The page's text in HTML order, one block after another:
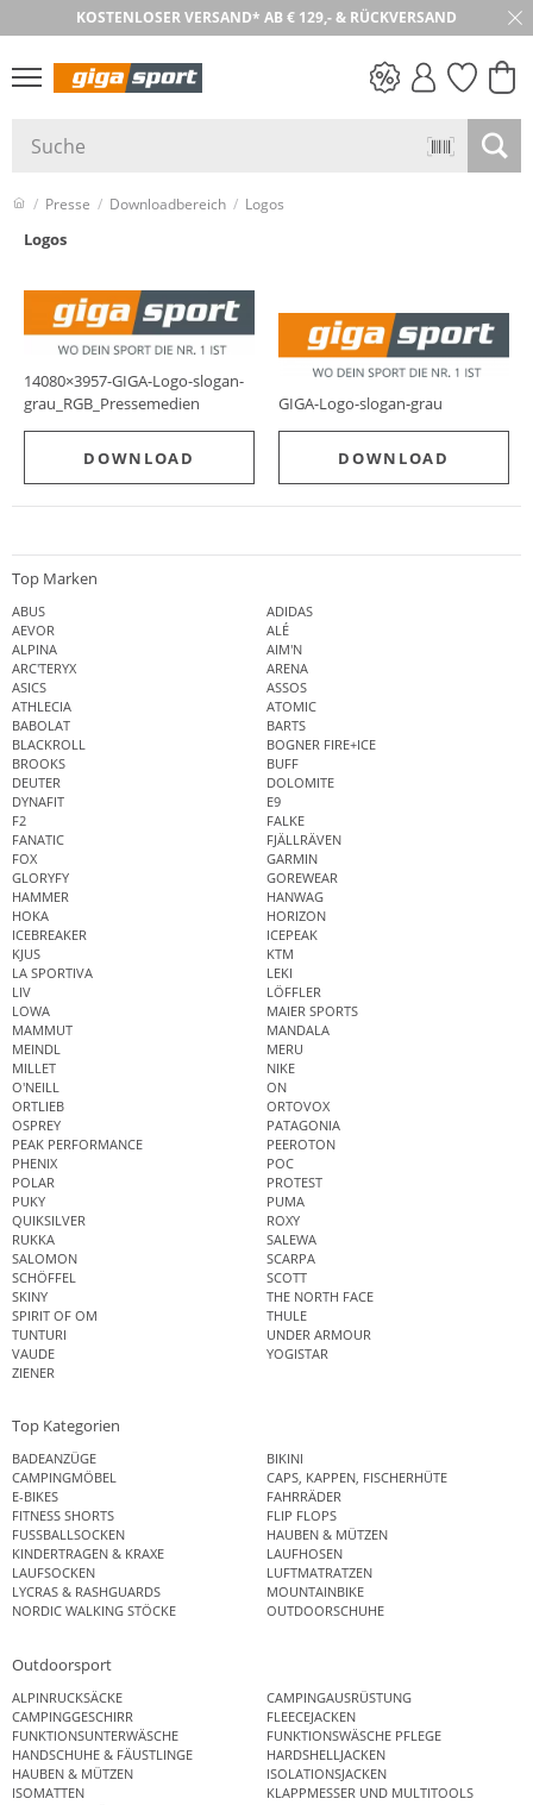
KOSTENLOSER VERSAND* AB € 129,- & RÜCKVERSAND
Presse Downloadbereich Logos
Logos
14080×3957-GIGA-Logo-slogan-
grau_RGB_Pressemedien
DOWNLOAD
GIGA-Logo-slogan-grau
DOWNLOAD
Top Marken
ABUS
ADIDAS
AEVOR
ALÉ
ALPINA
AIM'N
ARC'TERYX
ARENA
ASICS
ASSOS
ATHLECIA
ATOMIC
BABOLAT
BARTS
BLACKROLL
BOGNER FIRE+ICE
BROOKS
BUFF
DEUTER
DOLOMITE
DYNAFIT
E9
F2
FALKE
FANATIC
FJÄLLRÄVEN
FOX
GARMIN
GLORYFY
GOREWEAR
HAMMER
HANWAG
HOKA
HORIZON
ICEBREAKER
ICEPEAK
KJUS
KTM
LA SPORTIVA
LEKI
LIV
LÖFFLER
LOWA
MAIER SPORTS
MAMMUT
MANDALA
MEINDL
MERU
MILLET
NIKE
O'NEILL
ON
ORTLIEB
ORTOVOX
OSPREY
PATAGONIA
PEAK PERFORMANCE
PEEROTON
PHENIX
POC
POLAR
PROTEST
PUKY
PUMA
QUIKSILVER
ROXY
RUKKA
SALEWA
SALOMON
SCARPA
SCHÖFFEL
SCOTT
SKINY
THE NORTH FACE
SPIRIT OF OM
THULE
TUNTURI
UNDER ARMOUR
VAUDE
YOGISTAR
ZIENER
Top Kategorien
BADEANZÜGE
BIKINI
CAMPINGMÖBEL
CAPS, KAPPEN, FISCHERHÜTE
E-BIKES
FAHRRÄDER
FITNESS SHORTS
FLIP FLOPS
FUSSBALLSOCKEN
HAUBEN & MÜTZEN
KINDERTRAGEN & KRAXE
LAUFHOSEN
LAUFSOCKEN
LUFTMATRATZEN
LYCRAS & RASHGUARDS
MOUNTAINBIKE
NORDIC WALKING STÖCKE
OUTDOORSCHUHE
Outdoorsport
ALPINRUCKSÄCKE
CAMPINGAUSRÜSTUNG
CAMPINGGESCHIRR
FLEECEJACKEN
FUNKTIONSUNTERWÄSCHE
FUNKTIONSWÄSCHE PFLEGE
HANDSCHUHE & FÄUSTLINGE
HARDSHELLJACKEN
HAUBEN & MÜTZEN
ISOLATIONSJACKEN
ISOMATTEN
KLAPPMESSER UND MULTITOOLS